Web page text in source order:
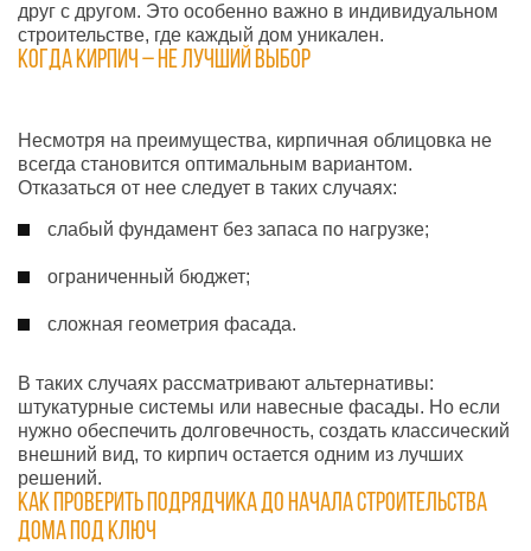
друг с другом. Это особенно важно в индивидуальном
строительстве, где каждый дом уникален.
Когда кирпич – не лучший выбор
Несмотря на преимущества, кирпичная облицовка не
всегда становится оптимальным вариантом.
Отказаться от нее следует в таких случаях:
слабый фундамент без запаса по нагрузке;
ограниченный бюджет;
сложная геометрия фасада.
В таких случаях рассматривают альтернативы:
штукатурные системы или навесные фасады. Но если
нужно обеспечить долговечность, создать классический
внешний вид, то кирпич остается одним из лучших
решений.
Как проверить подрядчика до начала строительства
дома под ключ